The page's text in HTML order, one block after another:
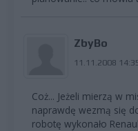
ZbyBo
11.11.2008
Coż... Jeżeli mierzą w
naprawdę wezmą się
robotę wykonało